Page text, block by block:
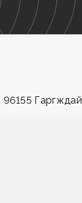
96155 Гаргждай